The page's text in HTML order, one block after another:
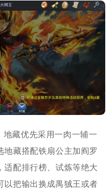
地藏优先采用一肉一辅一
地藏搭配铁扇公主加阎罗
适配排行榜、试炼等绝大
以把输出换成禺狨王或者